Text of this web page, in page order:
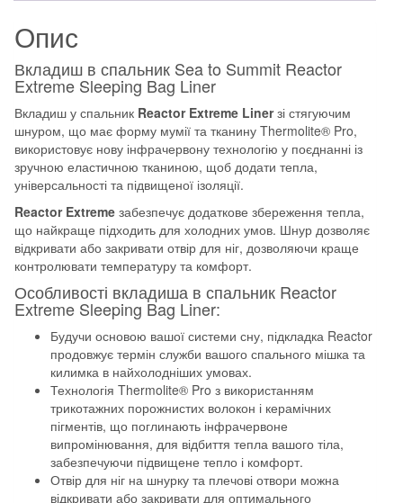
Drawcord,
см
ASL031071-
190802)
кількість
Опис
Вкладиш в спальник Sea to Summit Reactor
Extreme Sleeping Bag Liner
Вкладиш у спальник Reactor Extreme Linerзі стягуючим
шнуром, що має форму мумії та тканину Thermolite® Pro,
використовує нову інфрачервону технологію у поєднанні із
зручною еластичною тканиною, щоб додати тепла,
універсальності та підвищеної ізоляції.
Reactor Extreme забезпечує додаткове збереження тепла,
що найкраще підходить для холодних умов. Шнур дозволяє
відкривати або закривати отвір для ніг, дозволяючи краще
контролювати температуру та комфорт.
Особливості вкладиша в спальник Reactor
Extreme Sleeping Bag Liner:
Будучи основою вашої системи сну, підкладка Reactor
продовжує термін служби вашого спального мішка та
килимка в найхолодніших умовах.
Технологія Thermolite® Pro з використанням
трикотажних порожнистих волокон і керамічних
пігментів, що поглинають інфрачервоне
випромінювання, для відбиття тепла вашого тіла,
забезпечуючи підвищене тепло і комфорт.
Отвір для ніг на шнурку та плечові отвори можна
відкривати або закривати для оптимального